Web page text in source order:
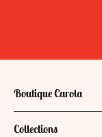
Boutique Carola
Collections